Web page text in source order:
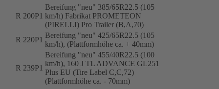
R 200P1
Bereifung "neu" 385/65R22.5 (105
km/h) Fabrikat PROMETEON
(PIRELLI) Pro Trailer (B,A,70)
R 220P1
Bereifung "neu" 425/65R22.5 (105
km/h), (Plattformhöhe ca. + 40mm)
R 239P1
Bereifung "neu" 455/40R22.5 (100
km/h), 160 J TL ADVANCE GL251
Plus EU (Tire Label C,C,72)
(Plattformhöhe ca. - 70mm)